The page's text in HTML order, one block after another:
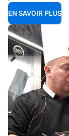
EN SAVOIR PLUS